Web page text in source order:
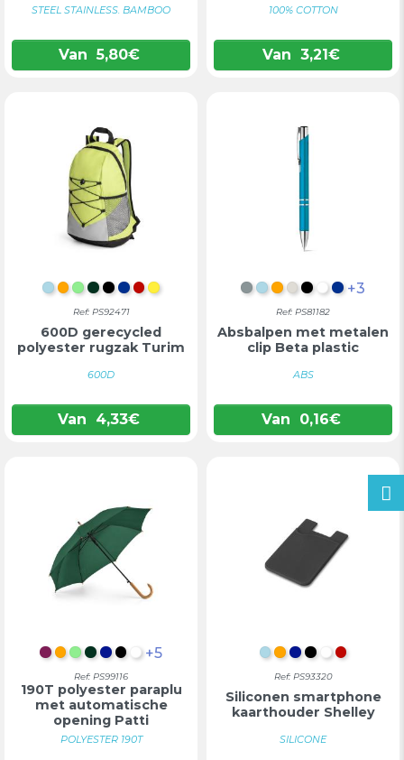
STEEL STAINLESS. BAMBOO
Van 5,80€
100% COTTON
Van 3,21€
LICHTBLAUW
ORANJE
LICHTGROEN
DONKERGROEN
ZWART
BLAUW
ROOD
GEEL
Ref: PS92471
600D gerecycled
polyester rugzak Turim
600D
Van 4,33€
SATIJN CHROOM
LICHTBLAUW
ORANJE
LICHTGRIJS
ZWART
WITBLAUW
+3
Ref: PS81182
Absbalpen met metalen
clip Beta plastic
ABS
Van 0,16€
BORDEAUX
ORANJE
LICHTGROEN
DONKERGROEN
KONINGSBLAUW
ZWART
WIT
+5
Ref: PS99116
190T polyester paraplu
met automatische
opening Patti
POLYESTER 190T
LICHTBLAUW
ORANJE
ZWART
WITROOD
Ref: PS93320
Siliconen smartphone
kaarthouder Shelley
SILICONE